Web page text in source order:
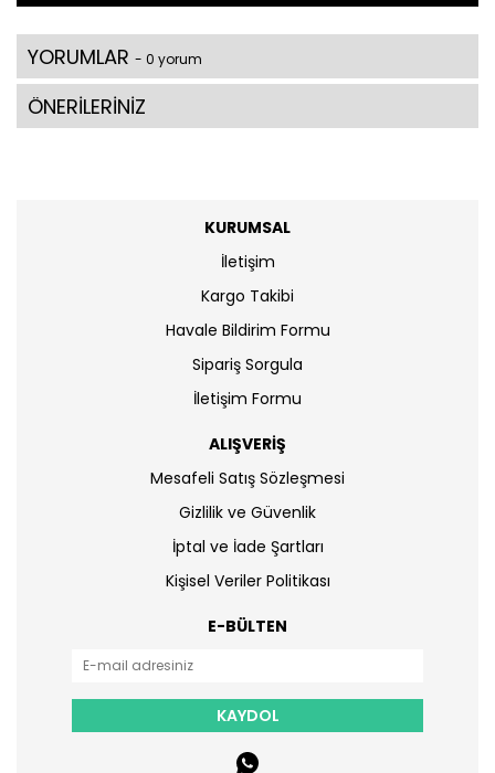
YORUMLAR - 0 yorum
ÖNERİLERİNİZ
KURUMSAL
İletişim
Kargo Takibi
Havale Bildirim Formu
Sipariş Sorgula
İletişim Formu
ALIŞVERİŞ
Mesafeli Satış Sözleşmesi
Gizlilik ve Güvenlik
İptal ve İade Şartları
Kişisel Veriler Politikası
E-BÜLTEN
KAYDOL